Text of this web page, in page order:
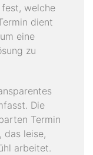
welche
dient
eine
zu
Die
Termin
das leise,
arbeitet.